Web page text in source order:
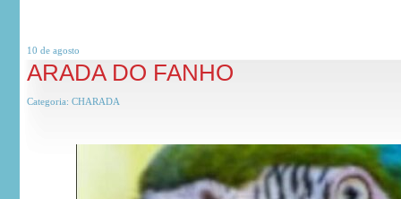
10 de agosto
ARADA DO FANHO
Categoria: CHARADA